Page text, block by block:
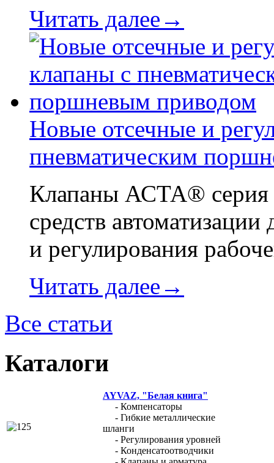
Читать далее→
Новые отсечные и
пневматическим
Клапаны АСТА® серия
средств
и регулирования
Читать далее→
Все статьи
Каталоги
AYVAZ, "Белая книга"
- Компенсаторы
- Гибкие металлические
шланги
- Регулирования уровней
- Конденсатоотводчики